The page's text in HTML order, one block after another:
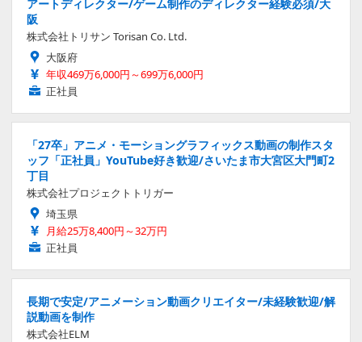
アートディレクター/ゲーム制作のディレクター経験必須/大
阪
株式会社トリサン Torisan Co. Ltd.
大阪府
年収469万6,000円～699万6,000円
正社員
「27卒」アニメ・モーショングラフィックス動画の制作スタ
ッフ「正社員」YouTube好き歓迎/さいたま市大宮区大門町2
丁目
株式会社プロジェクトトリガー
埼玉県
月給25万8,400円～32万円
正社員
長期で安定/アニメーション動画クリエイター/未経験歓迎/解
説動画を制作
株式会社ELM